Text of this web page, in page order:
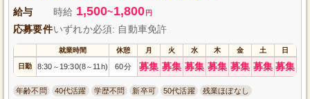
給与 時給 1,500~1,800 円
応募要件いずれか必須: 自動車免許
就業時間 休憩 月 火 水 木 金 土 日
日勤 8:30 ～ 19:30(8～ 11h) 60分 募集 募集 募集 募集 募集 募集 募集
年齢不問 40代活躍 学歴不問 新卒可 50代活躍 残業ほぼなし